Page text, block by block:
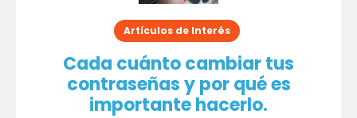
Artículos de Interés
Cada cuánto cambiar tus
contraseñas y por qué es
importante hacerlo.